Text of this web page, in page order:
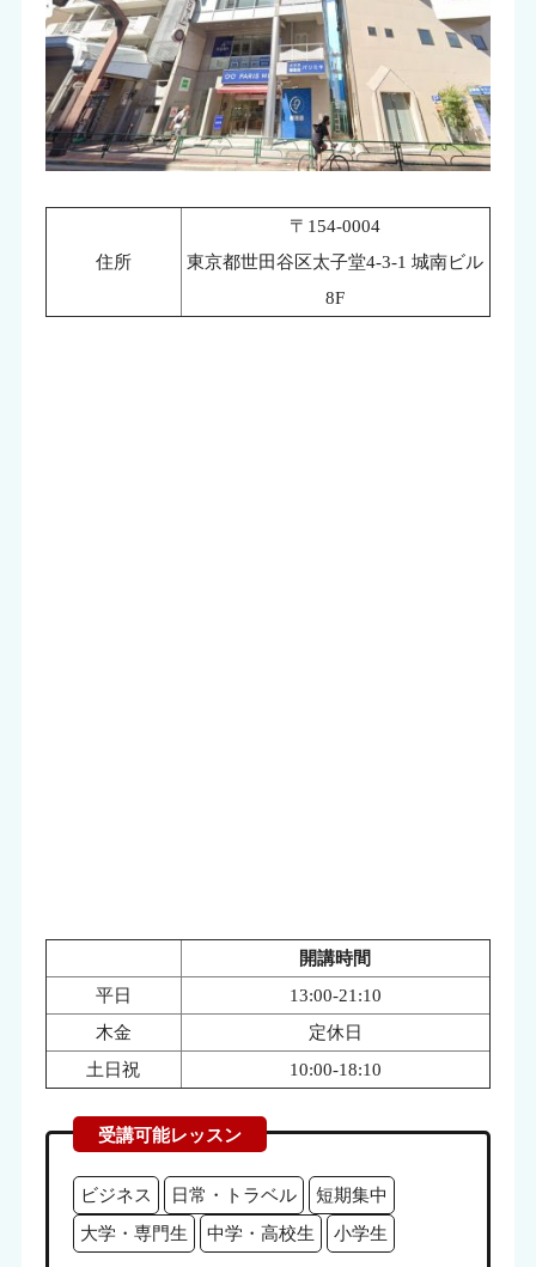
住所
〒154-0004
東京都世田谷区太子堂4-3-1 城南ビル
8F
開講時間
平日
13:00-21:10
木金
定休日
土日祝
10:00-18:10
ビジネス 日常・トラベル
短期集中
大学・専門生
中学・高校生 小学生